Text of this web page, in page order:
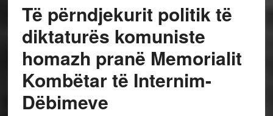
Të përndjekurit politik të
diktaturës komuniste
homazh pranë Memorialit
Kombëtar të Internim-
Dëbimeve